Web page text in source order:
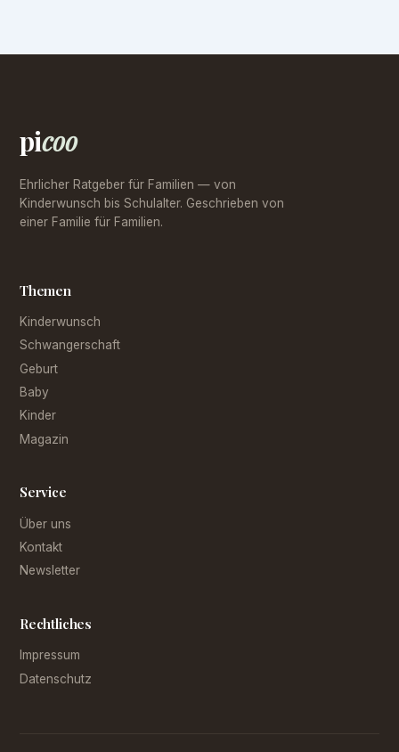
picoo
Ehrlicher Ratgeber für Familien — von
Kinderwunsch bis Schulalter. Geschrieben von
einer Familie für Familien.
Themen
Kinderwunsch
Schwangerschaft
Geburt
Baby
Kinder
Magazin
Service
Über uns
Kontakt
Newsletter
Rechtliches
Impressum
Datenschutz